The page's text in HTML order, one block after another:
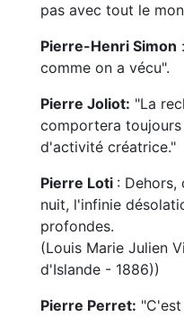
pas avec tout le
Pierre-Henri Simon
comme on a vécu".
Pierre Joliot: "La
comportera
d'activité créatrice."
Pierre Loti : Dehors,
nuit, l'infinie
profondes.
(Louis Marie Julien
d'Islande - 1886))
Pierre Perret: